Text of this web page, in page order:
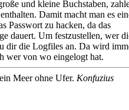
und kleine Buchstaben,
Damit macht man es
Passwort zu hacken, da das
dauert. Um festzustellen, wer
dir die Logfiles an. Da wird
wer von wo eingelogt hat.
Meer ohne Ufer. Konfuzius